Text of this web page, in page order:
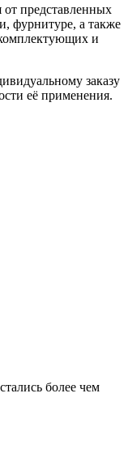
от представленных
фурнитуре, а также
и
заказу
её применения.
более чем